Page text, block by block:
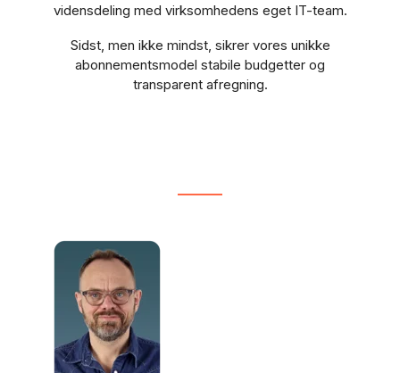
vidensdeling med virksomhedens eget IT-team.
Sidst, men ikke mindst, sikrer vores unikke
abonnementsmodel stabile budgetter og
transparent afregning.